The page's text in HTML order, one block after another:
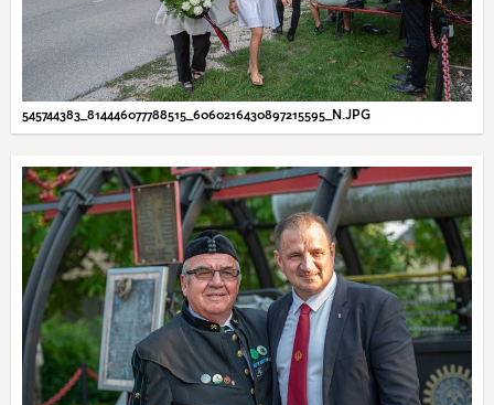
545744383_814446077788515_6060216430897215595_N.JPG